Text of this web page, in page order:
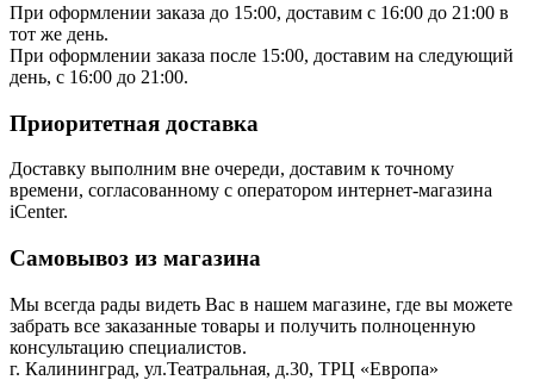
При оформлении заказа до 15:00, доставим с 16:00 до 21:00 в
тот же день.
При оформлении заказа после 15:00, доставим на следующий
день, с 16:00 до 21:00.
Приоритетная доставка
Доставку выполним вне очереди, доставим к точному
времени, согласованному с оператором интернет-магазина
iCenter.
Самовывоз из магазина
Мы всегда рады видеть Вас в нашем магазине, где вы можете
забрать все заказанные товары и получить полноценную
консультацию специалистов.
г. Калининград, ул.Театральная, д.30, ТРЦ «Европа»